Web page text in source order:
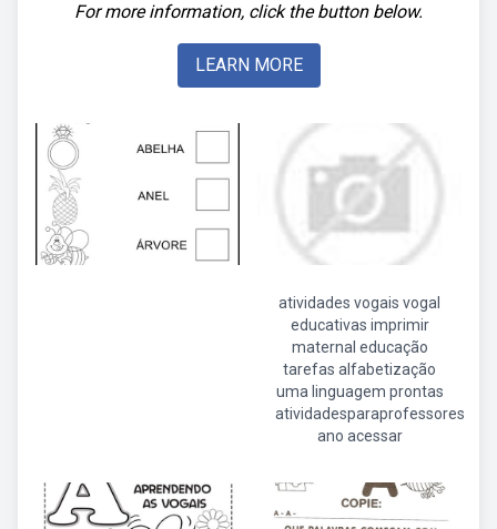
For more information, click the button below.
LEARN MORE
atividades vogais vogal
educativas imprimir
maternal educação
tarefas alfabetização
uma linguagem prontas
atividadesparaprofessores
ano acessar